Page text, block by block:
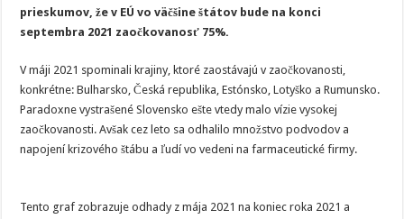
prieskumov, že v EÚ vo väčšine štátov bude na konci
septembra 2021 zaočkovanosť 75%.
V máji 2021 spominali krajiny, ktoré zaostávajú v zaočkovanosti,
konkrétne: Bulharsko, Česká republika, Estónsko, Lotyško a Rumunsko.
Paradoxne vystrašené Slovensko ešte vtedy malo vízie vysokej
zaočkovanosti. Avšak cez leto sa odhalilo množstvo podvodov a
napojení krizového štábu a ľudí vo vedeni na farmaceutické firmy.
Tento graf zobrazuje odhady z mája 2021 na koniec roka 2021 a